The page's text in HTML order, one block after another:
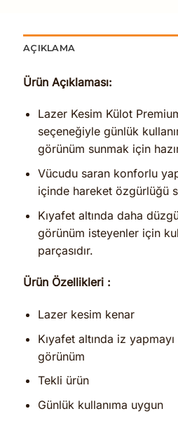
AÇIKLAMA
Ürün Açıklaması:
Lazer Kesim Külot
seçeneğiyle günlük
görünüm sunmak için
Vücudu saran konforlu
içinde hareket özgürlüğü
Kıyafet altında daha
görünüm isteyenler için
parçasıdır.
Ürün Özellikleri :
Lazer kesim kenar
Kıyafet altında iz
görünüm
Tekli ürün
Günlük kullanıma uygun